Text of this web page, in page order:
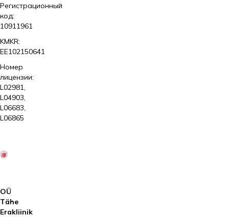
Регистрационный
код:
10911961
KMKR:
EE102150641
Номер
лицензии:
L02981,
L04903,
L06683,
L06865
OÜ
Tähe
Erakliinik